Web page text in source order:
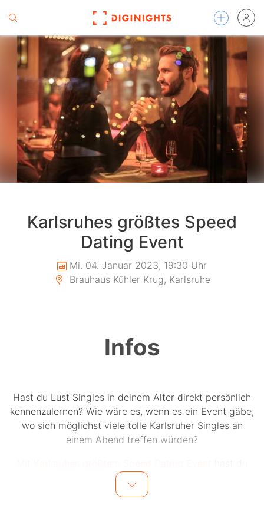
Karlsruhes größtes Speed
Dating Event
Mi. 04. Januar 2023, 19:30 Uhr
Brauhaus Kühler Krug, Karlsruhe
Infos
Hast du Lust Singles in deinem Alter direkt persönlich
kennenzulernen? Wie wäre es, wenn es ein Event gäbe,
wo sich möglichst viele tolle Karlsruher Singles an
einem Abend treffen würden?
jetzt die Chance auf bis zu 20 einzigartige Dates an
einem Abend.